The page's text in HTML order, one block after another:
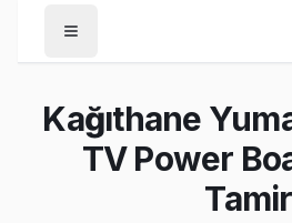
/Kağıthane
Yumatu
Ağustos 2026
Kağıthane
TV Power
Tamir